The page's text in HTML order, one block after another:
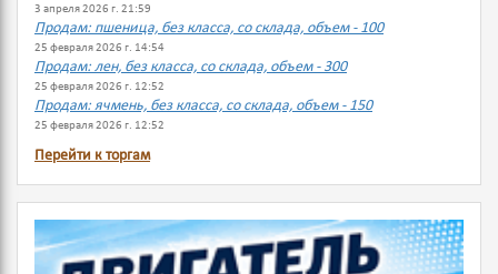
3 апреля 2026 г. 21:59
Продам: пшеница, без класса, со склада, объем - 100
25 февраля 2026 г. 14:54
Продам: лен, без класса, со склада, объем - 300
25 февраля 2026 г. 12:52
Продам: ячмень, без класса, со склада, объем - 150
25 февраля 2026 г. 12:52
Перейти к торгам